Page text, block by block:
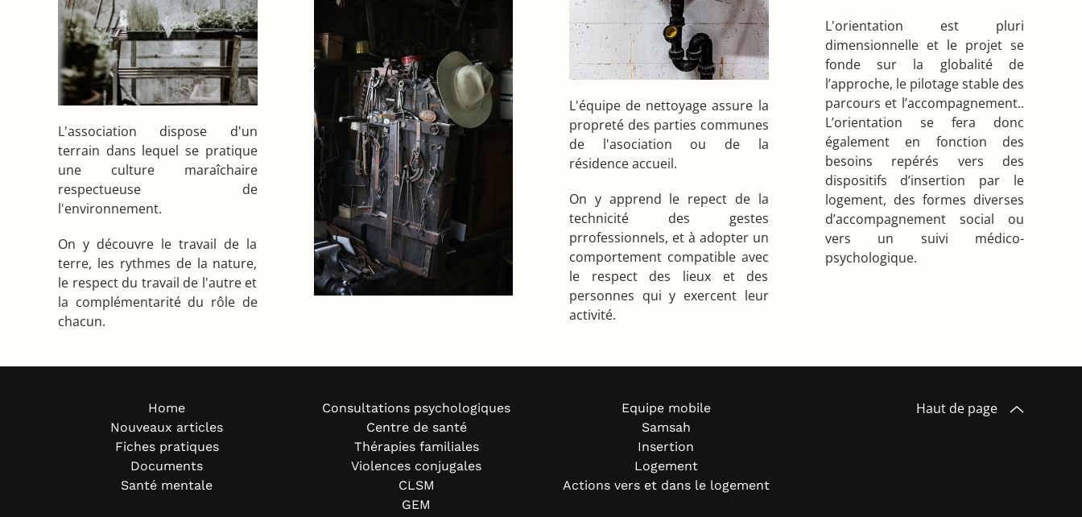
L'association dispose d'un
terrain dans lequel se pratique
une culture maraîchaire
respectueuse de
l'environnement.
On y découvre le travail de la
terre, les rythmes de la nature,
le respect du travail de l'autre et
la complémentarité du rôle de
chacun.
L'équipe de nettoyage assure la
propreté des parties communes
de l'asociation ou de la
résidence accueil.
On y apprend le repect de la
technicité des gestes
prrofessionnels, et à adopter un
comportement compatible avec
le respect des lieux et des
personnes qui y exercent leur
activité.
L'orientation est pluri
dimensionnelle et le projet se
fonde sur la globalité de
l’approche, le pilotage stable des
parcours et l’accompagnement..
L’orientation se fera donc
également en fonction des
besoins repérés vers des
dispositifs d’insertion par le
logement, des formes diverses
d’accompagnement social ou
vers un suivi médico-
psychologique.
Home
Nouveaux articles
Fiches pratiques
Documents
Santé mentale
Consultations psychologiques
Centre de santé
Thérapies familiales
Violences conjugales
CLSM
GEM
Equipe mobile
Samsah
Insertion
Logement
Actions vers et dans le logement
Haut de page